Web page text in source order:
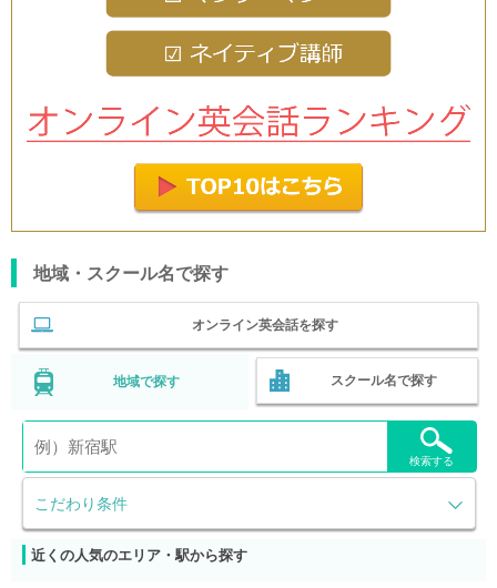
地域・スクール名で探す
オンライン英会話を探す
地域で探す スクール名で探す
こだわり条件
検索する
近くの人気のエリア・駅から探す